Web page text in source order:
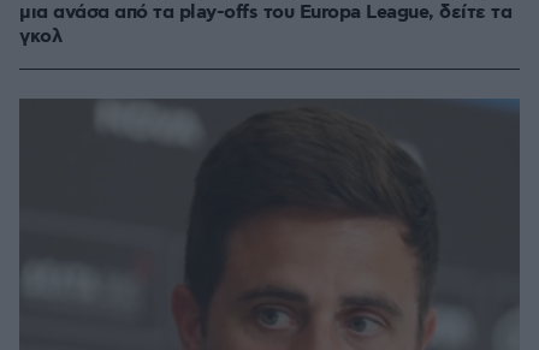
μια ανάσα από τα play-offs του Europa League, δείτε τα
γκολ